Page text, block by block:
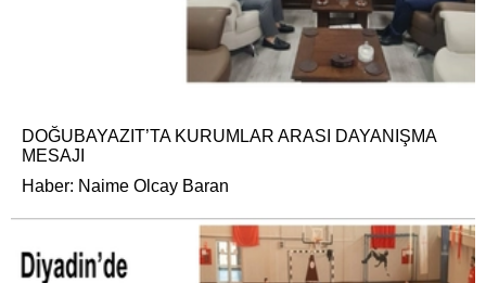
DOĞUBAYAZIT’TA KURUMLAR ARASI DAYANIŞMA
MESAJI
Haber: Naime Olcay Baran